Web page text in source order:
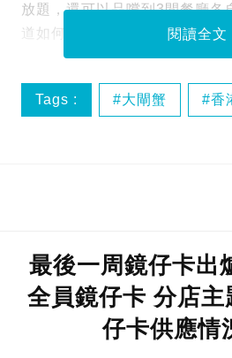
放題，還可以品嚐到3間餐廳各
道如何預訂這個超抵優惠？就
閱讀全文
Tags : 大閘蟹 香
最後一周鏡仔卡出
全員鏡仔卡 分店
仔卡供應情